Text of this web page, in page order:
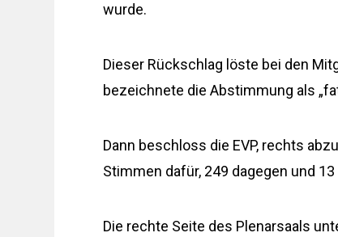
wurde.
Dieser Rückschlag löste bei den
bezeichnete die Abstimmung als
Dann beschloss die EVP, rechts
Stimmen dafür, 249 dagegen und
Die rechte Seite des Plenarsaals